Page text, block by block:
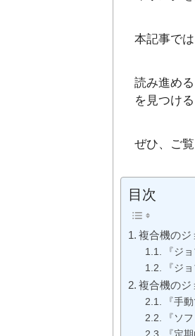
本記事で
読み進め
を見つけ
ぜひ、ご覧
目次
複合機のジ
『ジ
『ジ
複合機のジ
『手
『ソ